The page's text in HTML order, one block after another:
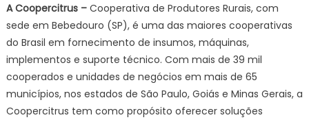
A Coopercitrus –Cooperativa de Produtores Rurais, com
sede em Bebedouro (SP), é uma das maiores cooperativas
do Brasil em fornecimento de insumos, máquinas,
implementos e suporte técnico. Com mais de 39 mil
cooperados e unidades de negócios em mais de 65
municípios, nos estados de São Paulo, Goiás e Minas Gerais, a
Coopercitrus tem como propósito oferecer soluções